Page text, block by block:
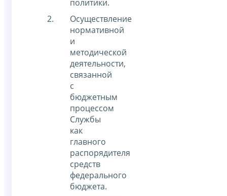
политики.
Осуществление
нормативной
и
методической
деятельности,
связанной
с
бюджетным
процессом
Службы
как
главного
распорядителя
средств
федерального
бюджета.